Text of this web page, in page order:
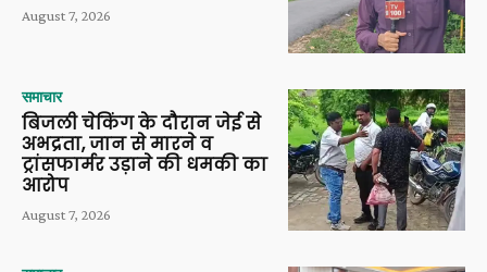
August 7, 2026
समाचार
बिजली चेकिंग के दौरान जेई से
अभद्रता, जान से मारने व
ट्रांसफार्मर उड़ाने की धमकी का
आरोप
August 7, 2026